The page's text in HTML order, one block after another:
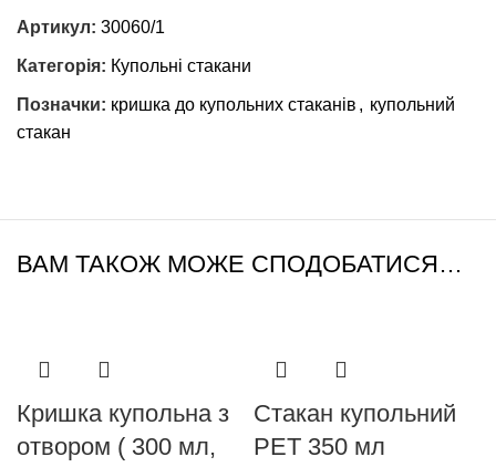
Артикул: 30060/1
Категорія: Купольні стакани
Позначки: кришка до купольних стаканів , купольний
стакан
ВАМ ТАКОЖ МОЖЕ СПОДОБАТИСЯ…
Кришка купольна з
отвором ( 300 мл,
Стакан купольний
РЕТ 350 мл